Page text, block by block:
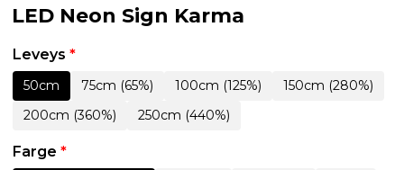
LED Neon Sign Karma
Leveys *
50cm 75cm (65%) 100cm (125%)
150cm (280%)
200cm (360%)
250cm (440%)
Farge *